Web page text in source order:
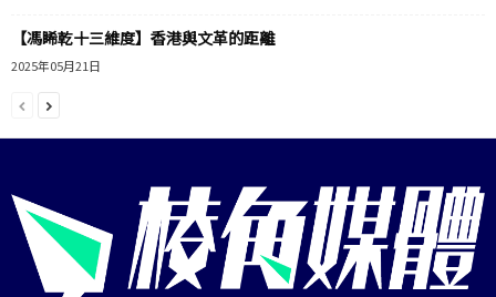
【馮睎乾十三維度】香港與文革的距離
2025年05月21日